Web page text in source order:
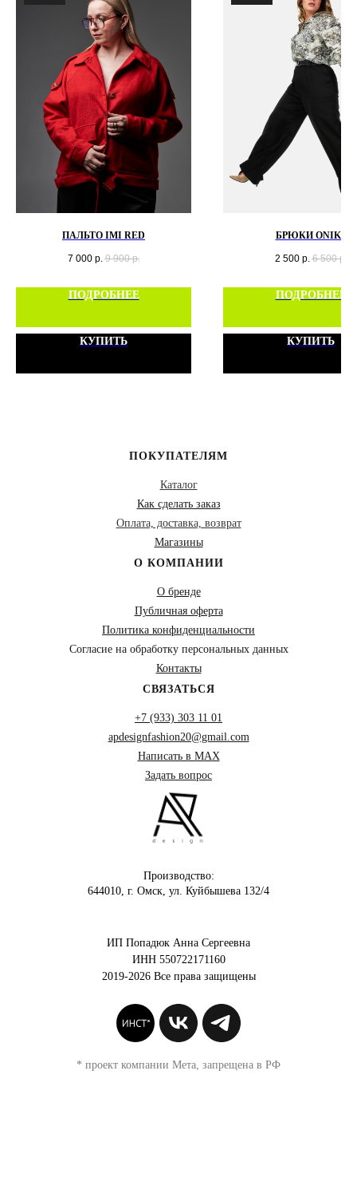
ПАЛЬТО IMI RED
7 000 р. 9 900 р.
ПОДРОБНЕЕ
КУПИТЬ
БРЮКИ ONIKS
2 500 р. 6 500 р.
ПОДРОБНЕЕ
КУПИТЬ
ПОКУПАТЕЛЯМ
Каталог
Как сделать заказ
Оплата, доставка, возврат
Магазины
О КОМПАНИИ
О бренде
Публичная оферта
Политика конфиденциальности
Согласие на обработку персональных данных
Контакты
СВЯЗАТЬСЯ
+7 (933) 303 11 01
apdesignfashion20@gmail.com
Написать в MAX
Задать вопрос
Производство:
644010, г. Омск, ул. Куйбышева 132/4
ИП Попадюк Анна Сергеевна
ИНН 550722171160
2019-2026 Все права защищены
* проект компании Мета, запрещена в РФ